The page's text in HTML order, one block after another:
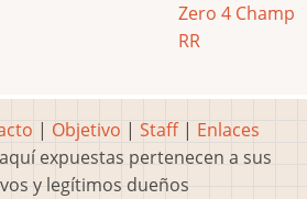
Zero 4 Champ
RR
| Objetivo | Staff| Enlaces
expuestas pertenecen a sus
y legítimos dueños